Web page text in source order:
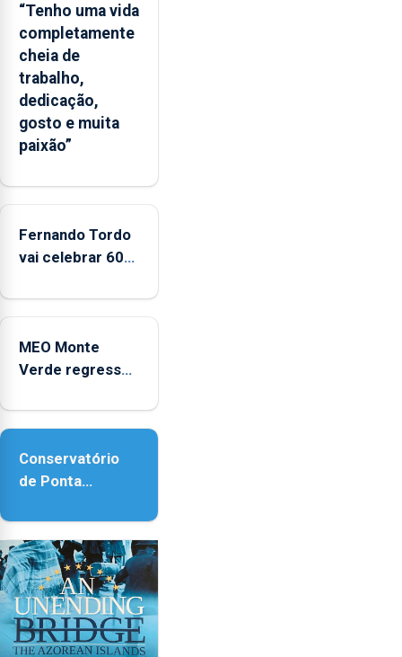
Flores
apresenta
um
“decréscimo
significativo”
da
CPUE
2022
2025
“Tenho uma vida
completamente
cheia de
trabalho,
dedicação,
gosto e muita
paixão”
Fernando Tordo
vai celebrar 60
no Coliseu
MEO Monte
Verde regressa
acessibilidade
Conservatório
de Ponta
contar com
novos
instrumentos